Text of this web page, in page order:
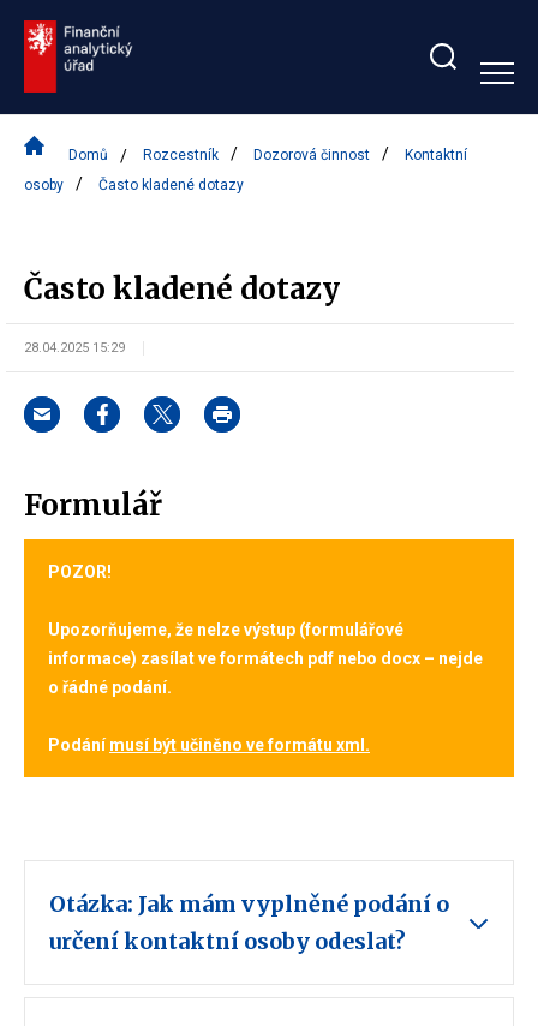
Zobrazit/skrýt
bar
Domů Rozcestník Dozorová činnost
Kontaktní
osoby
Často kladené dotazy
Často kladené dotazy
28.04.2025 15:29
Formulář
POZOR!
Upozorňujeme, že nelze výstup (formulářové
informace) zasílat ve formátech pdf nebo docx – nejde
o řádné podání.
Podánímusí být učiněno ve formátu xml.
Otázka: Jak mám vyplněné podání o
určení kontaktní osoby odeslat?